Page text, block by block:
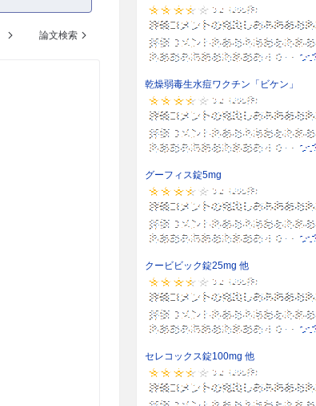
論文検索
乾燥弱毒生水痘ワクチン「ビケン」
グーフィス錠5mg
クービビック錠25mg 他
セレコックス錠100mg 他